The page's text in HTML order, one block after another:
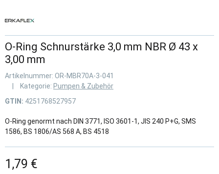
O-Ring Schnurstärke 3,0 mm NBR Ø 43 x
3,00 mm
Artikelnummer: OR-MBR70A-3-041
Kategorie: Pumpen & Zubehör
GTIN: 4251768527957
O-Ring genormt nach DIN 3771, ISO 3601-1, JIS 240 P+G, SMS
1586, BS 1806/AS 568 A, BS 4518
1,79 €